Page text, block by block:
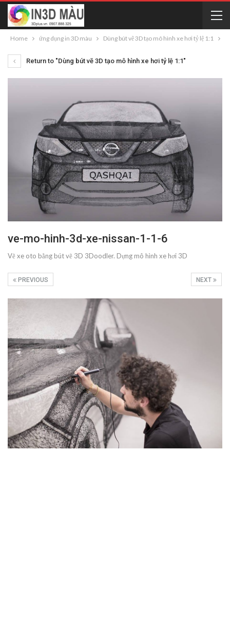
Home ứng dụng in 3D màu Dùng bút vẽ 3D tạo mô hình xe hơi tỷ lệ 1:1
Return to "Dùng bút vẽ 3D tạo mô hình xe hơi tỷ lệ 1:1"
ve-mo-hinh-3d-xe-nissan-1-1-6
Vẽ xe oto bằng bút vẽ 3D 3Doodler. Dựng mô hình xe hơi 3D
NEXT
PREVIOUS